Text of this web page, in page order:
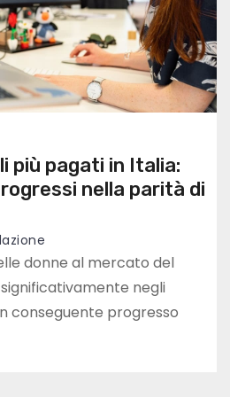
più pagati in Italia:
nella parità di
donne al mercato del
negli
conseguente progresso